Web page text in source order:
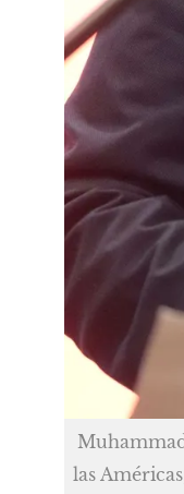
las